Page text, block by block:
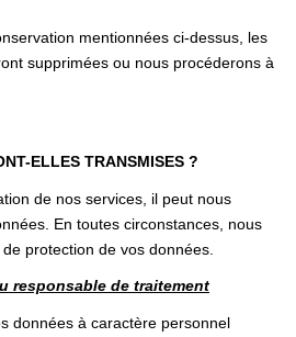
mentionnées ci-dessus, les
supprimées ou nous procéderons à
ELLES TRANSMISES ?
de nos services, il peut nous
En toutes circonstances, nous
protection de vos données.
responsable de traitement
données à caractère personnel